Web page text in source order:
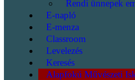
Rendi ünnepek
E-napló
E-menza
Classroom
Levelezés
Keresés
Alapfokú Művészeti